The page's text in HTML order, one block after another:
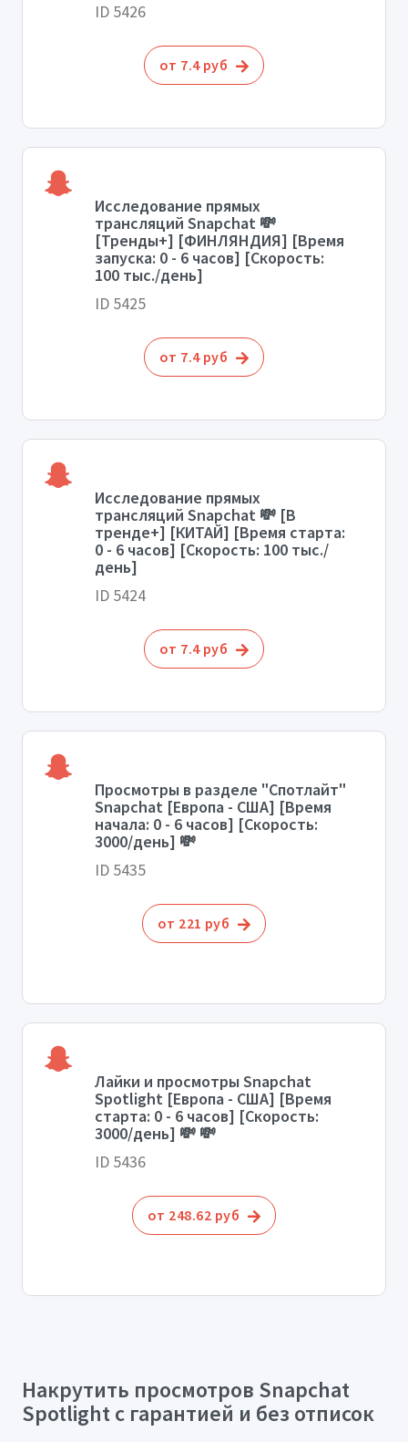
ID 5426
от 7.4 руб
Исследование прямых
трансляций Snapchat 💸
[Тренды+] [ФИНЛЯНДИЯ] [Время
запуска: 0 - 6 часов] [Скорость:
100 тыс./день]
ID 5425
от 7.4 руб
Исследование прямых
трансляций Snapchat 💸 [В
тренде+] [КИТАЙ] [Время старта:
0 - 6 часов] [Скорость: 100 тыс./
день]
ID 5424
от 7.4 руб
Просмотры в разделе "Спотлайт"
Snapchat [Европа - США] [Время
начала: 0 - 6 часов] [Скорость:
3000/день] 💸
ID 5435
от 221 руб
Лайки и просмотры Snapchat
Spotlight [Европа - США] [Время
старта: 0 - 6 часов] [Скорость:
3000/день] 💸 💸
ID 5436
от 248.62 руб
Накрутить просмотров Snapchat
Spotlight с гарантией и без отписок